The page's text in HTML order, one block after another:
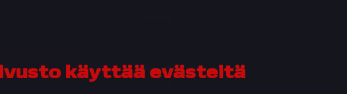
käyttää evästeitä
wee keep your info
Sampo Muukkonen